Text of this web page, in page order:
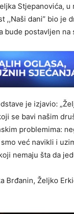
Stjepanovića,
,,Naši dani” bio je
bude postavljen na
je izjavio:
se bavi našim
problemima:
već navikli i
nemaju šta da
Brđanin, Željko